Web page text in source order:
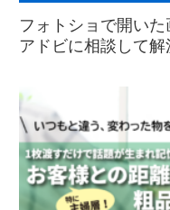
フォトショで開い
アドビに相談して